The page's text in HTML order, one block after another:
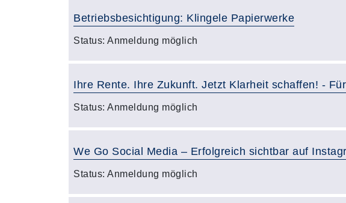
Betriebsbesichtigung: Klingele Papierwerke
Status: Anmeldung möglich
Ihre Rente. Ihre Zukunft. Jetzt Klarheit schaffen! -
Status: Anmeldung möglich
We Go Social Media – Erfolgreich sichtbar auf
Status: Anmeldung möglich